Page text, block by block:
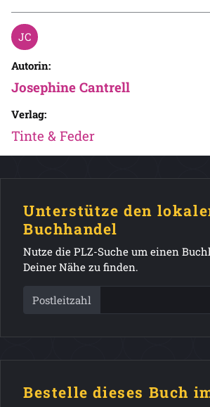
Autorin:
Josephine Cantrell
Verlag:
Tinte & Feder
Unterstütze den
Buchhandel
Nutze die PLZ-Suche um einen
Deiner Nähe zu finden.
Postleitzahl
Bestelle dieses Buch